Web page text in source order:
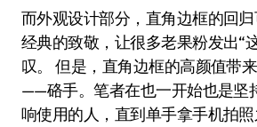
而外观设计部分，直角边框的回
经典的致敬，让很多老果粉发出“
叹。 但是，直角边框的高颜值带
——硌手。笔者在也一开始也是坚
响使用的人，直到单手拿手机拍